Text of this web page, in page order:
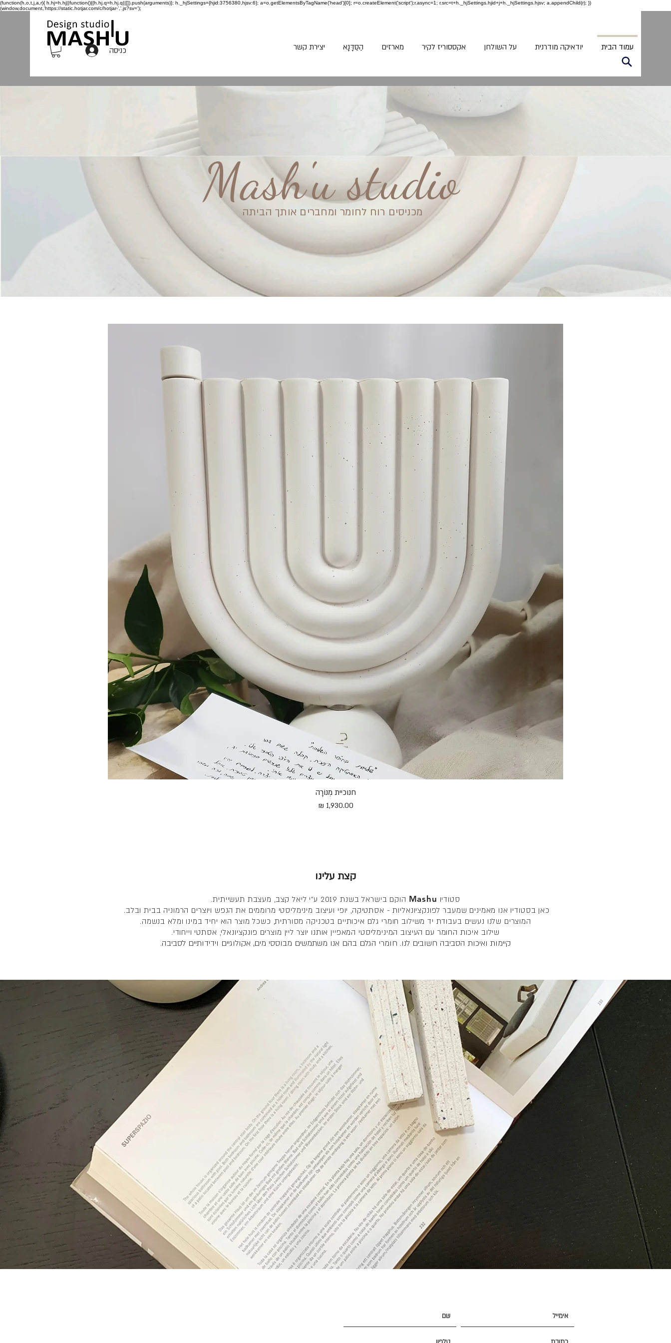
(function(h,o,t,j,a,r){ h.hj=h.hj||function(){(h.hj.q=h.hj.q||[]).push(arguments)}; h._hjSettings={hjid:3756380,hjsv:6}; a=o.getElementsByTagName('head')[0]; r=o.createElement('script');r.async=1; r.src=t+h._hjSettings.hjid+j+h._hjSettings.hjsv; a.appendChild(r); })
(window,document,'https://static.hotjar.com/c/hotjar-','.js?sv=');
כניסה עמוד הבית יודאיקה מודרנית על השולחן אקססוריז לקיר מארזים הַסַּדָּנָא יצירת קשר
Mash'u studio
מכניסים רוח לחומר ומחברים אותך הביתה
תצוגה מהירה
חנוכיית מְנוֹרָה
מחיר
קצת עלינו
סטודיו Mashu הוקם בישראל בשנת 2019 ע"י ליאל קצב, מעצבת תעשייתית.
כאן בסטודיו אנו מאמינים שמעבר לפונקציונאליות - אסתטיקה, יופי ועיצוב מינימליסטי מרוממים את הנפש ויוצרים הרמוניה בבית ובלב.
המוצרים שלנו נעשים בעבודת יד משילוב חומרי גלם איכותיים בטכניקה מסורתית, כשכל מוצר הוא יחיד במינו ומלא בנשמה.
שילוב איכות החומר עם העיצוב המינימליסטי המאפיין אותנו יוצר ליין מוצרים פונקציונאלי, אסתטי וייחודי.
קיימות ואיכות הסביבה חשובים לנו. חומרי הגלם בהם אנו משתמשים מבוססי מים, אקולוגיים וידידותיים לסביבה.